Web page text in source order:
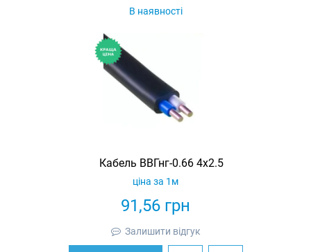
В наявності
Кабель ВВГнг-0.66 4х2.5
91,56 грн
ціна за 1м
Залишити відгук